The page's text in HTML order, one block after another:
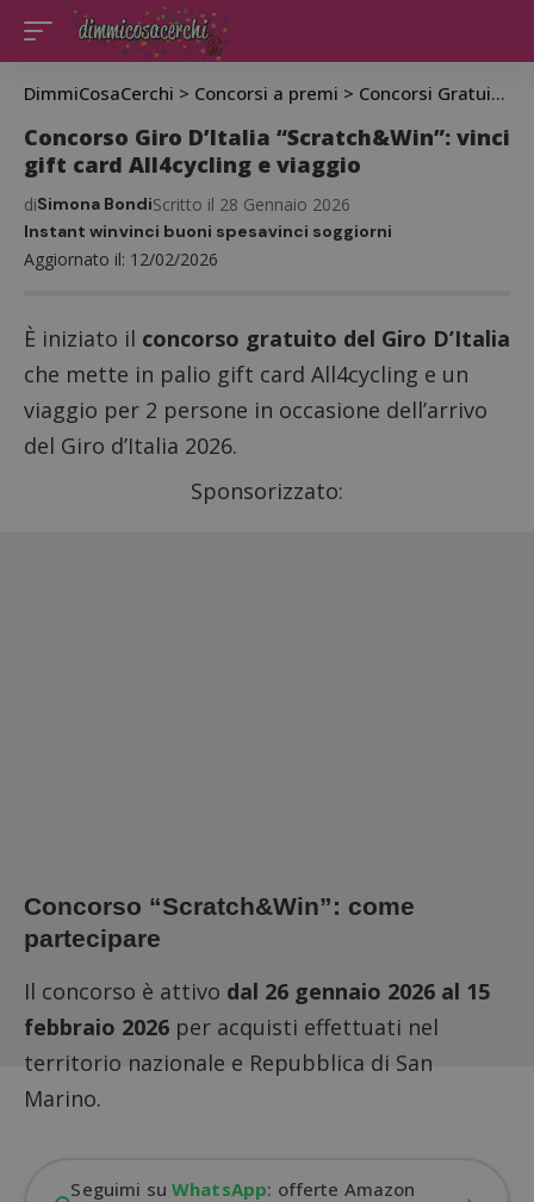
DimmiCosaCerchi > Concorsi a premi > Concorsi Gratuiti >
Concorso Giro D’Italia “Scratch&Win”: vinci
gift card All4cycling e viaggio
Aggiornato il: 12/02/2026
diSimona BondiScritto il 28 Gennaio 2026
Instant winvinci buoni spesavinci soggiorni
È iniziato il concorso gratuito del Giro D’Italia
che mette in palio gift card All4cycling e un
viaggio per 2 persone in occasione dell’arrivo
del Giro d’Italia 2026.
Sponsorizzato:
Concorso “Scratch&Win”: come
partecipare
Il concorso è attivo dal 26 gennaio 2026 al 15
febbraio 2026 per acquisti effettuati nel
territorio nazionale e Repubblica di San
Marino.
Seguimi suWhatsApp: offerte Amazon